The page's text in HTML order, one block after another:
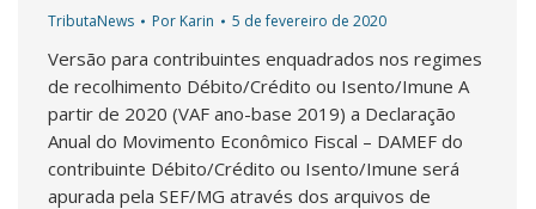
TributaNews Por Karin 5 de fevereiro de 2020
Versão para contribuintes enquadrados nos regimes
de recolhimento Débito/Crédito ou Isento/Imune A
partir de 2020 (VAF ano-base 2019) a Declaração
Anual do Movimento Econômico Fiscal – DAMEF do
contribuinte Débito/Crédito ou Isento/Imune será
apurada pela SEF/MG através dos arquivos de